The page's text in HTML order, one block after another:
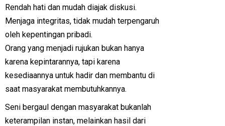
Rendah hati dan mudah diajak diskusi.
Menjaga integritas, tidak mudah terpengaruh
oleh kepentingan pribadi.
Orang yang menjadi rujukan bukan hanya
karena kepintarannya, tapi karena
kesediaannya untuk hadir dan membantu di
saat masyarakat membutuhkannya.
Seni bergaul dengan masyarakat bukanlah
keterampilan instan, melainkan hasil dari